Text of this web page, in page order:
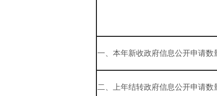
一、本年新收政府信息公开申请数
二、上年结转政府信息公开申请数